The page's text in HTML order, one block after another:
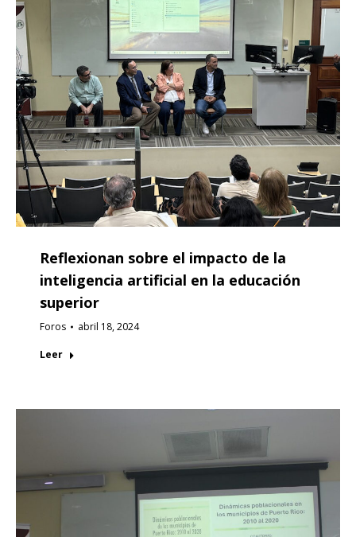
Reflexionan sobre el impacto de la
inteligencia artificial en la educación
superior
Foros abril 18, 2024
Leer